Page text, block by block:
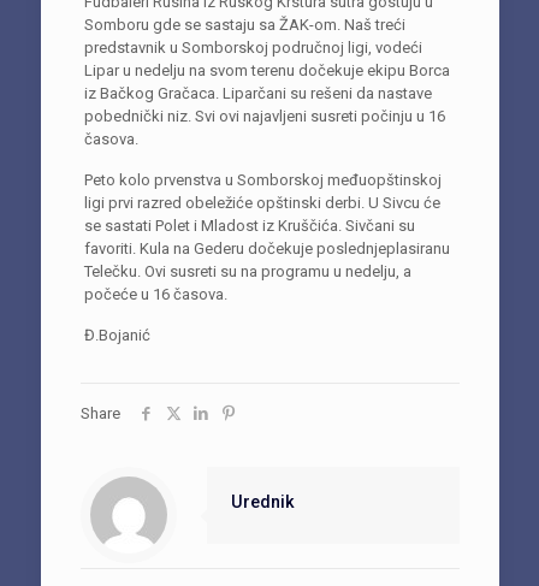
Somboru gde se sastaju sa ŽAK-om. Naš treći
predstavnik u Somborskoj područnoj ligi, vodeći
Lipar u nedelju na svom terenu dočekuje ekipu Borca
iz Bačkog Gračaca. Liparčani su rešeni da nastave
pobednički niz. Svi ovi najavljeni susreti počinju u 16
časova.
Peto kolo prvenstva u Somborskoj međuopštinskoj
ligi prvi razred obeležiće opštinski derbi. U Sivcu će
se sastati Polet i Mladost iz Kruščića. Sivčani su
favoriti. Kula na Gederu dočekuje poslednjeplasiranu
Telečku. Ovi susreti su na programu u nedelju, a
počeće u 16 časova.
Đ.Bojanić
Share
Urednik